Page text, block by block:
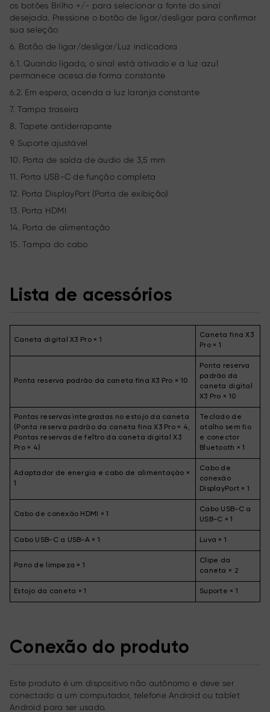
os botões Brilho +/- para selecionar a fonte do sinal
desejada. Pressione o botão de ligar/desligar para confirmar
sua seleção
6. Botão de ligar/desligar/Luz indicadora
6.1. Quando ligado, o sinal está ativado e a luz azul
permanece acesa de forma constante
6.2. Em espera, acenda a luz laranja constante
7. Tampa traseira
8. Tapete antiderrapante
9. Suporte ajustável
10. Porta de saída de áudio de 3,5 mm
11. Porta USB-C de função completa
12. Porta DisplayPort (Porta de exibição)
13. Porta HDMI
14. Porta de alimentação
15. Tampa do cabo
Lista de acessórios
Caneta digital X3 Pro × 1
Caneta fina X3
Pro × 1
Ponta reserva padrão da caneta fina X3 Pro × 10
Ponta reserva
padrão da
caneta digital
X3 Pro × 10
Pontas reservas integradas no estojo da caneta
(Ponta reserva padrão da caneta fina X3 Pro × 4,
Pontas reservas de feltro da caneta digital X3
Pro × 4)
Teclado de
atalho sem fio
e conector
Bluetooth × 1
Adaptador de energia e cabo de alimentação ×
1
Cabo de
conexão
DisplayPort × 1
Cabo de conexão HDMI × 1
Cabo USB-C a
USB-C × 1
Cabo USB-C a USB-A × 1 Luva × 1
Pano de limpeza × 1
Clipe da
caneta × 2
Estojo da caneta × 1 Suporte × 1
Conexão do produto
Este produto é um dispositivo não autônomo e deve ser
conectado a um computador, telefone Android ou tablet
Android para ser usado.